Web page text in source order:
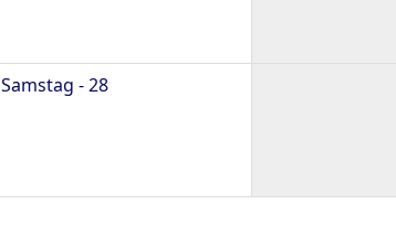
Samstag - 28